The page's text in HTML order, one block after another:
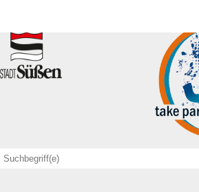
Wir für euch
NEWS
Save the